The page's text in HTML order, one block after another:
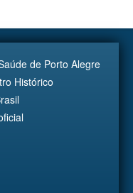
de Porto Alegre
Histórico